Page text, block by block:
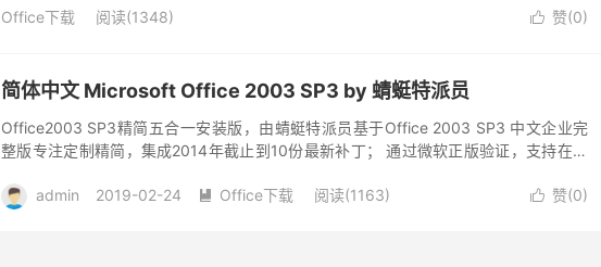
 赞(0)
Office下载 阅读(1348)
简体中文 Microsoft Office 2003 SP3 by 蜻蜓特派员
Office2003 SP3精简五合一安装版，由蜻蜓特派员基于Office 2003 SP3 中文企业完
整版专注定制精简，集成2014年截止到10份最新补丁； 通过微软正版验证，支持在线
 赞(0)
admin 2019-02-24  Office下载 阅读(1163)